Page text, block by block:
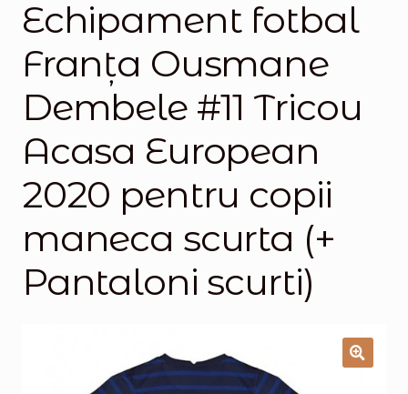
Magazinul
Echipament fotbal
Franţa Ousmane
Dembele #11 Tricou
Acasa European
2020 pentru copii
maneca scurta (+
Pantaloni scurti)